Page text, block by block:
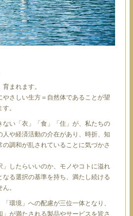
まれます。
やさしい生方＝自然体であることが望
。
ない「衣」「食」「住」が、私たちの
人や経済活動の介在があり、時折、知
の調和が乱されていることに気づかさ
」したらいいのか、モノやコトに溢れ
なる選択の基準を持ち、満たし続ける
。
環境」への配慮が三位一体となり、
」が満たされる製品やサービスを皆さ